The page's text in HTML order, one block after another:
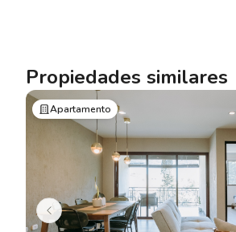
Propiedades similares
Apartamento